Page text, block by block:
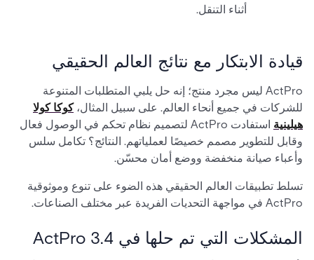
أثناء التنقل.
قيادة الابتكار مع نتائج العالم الحقيقي
ActPro ليس مجرد منتج؛ إنه حل يلبي المتطلبات المتنوعة
للشركات في جميع أنحاء العالم. على سبيل المثال،كوكا كولا
هيلينية
استفادت ActPro لتصميم نظام تحكم في الوصول فعال
وقابل للتطوير مصمم خصيصًا لعملياتهم. النتائج؟ تكامل سلس
وأعباء صيانة منخفضة ووضع أمان محسّن.
تسلط تطبيقات العالم الحقيقي هذه الضوء على تنوع وموثوقية
ActPro في مواجهة التحديات الفريدة عبر مختلف الصناعات.
المشكلات التي تم حلها في ActPro 3.4